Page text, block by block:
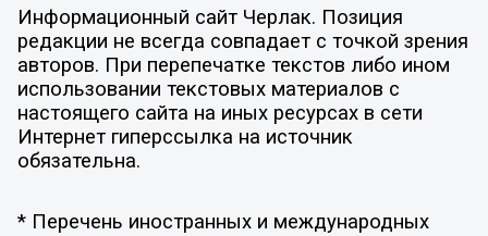
Информационный сайт Черлак. Позиция
редакции не всегда совпадает с точкой зрения
авторов. При перепечатке текстов либо ином
использовании текстовых материалов с
настоящего сайта на иных ресурсах в сети
Интернет гиперссылка на источник
обязательна.
* Перечень иностранных и международных